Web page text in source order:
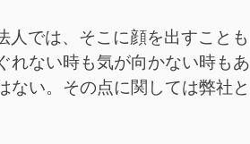
人では、そこに顔を出すことも
れない時も気が向かない時もあ
ない。その点に関しては弊社と